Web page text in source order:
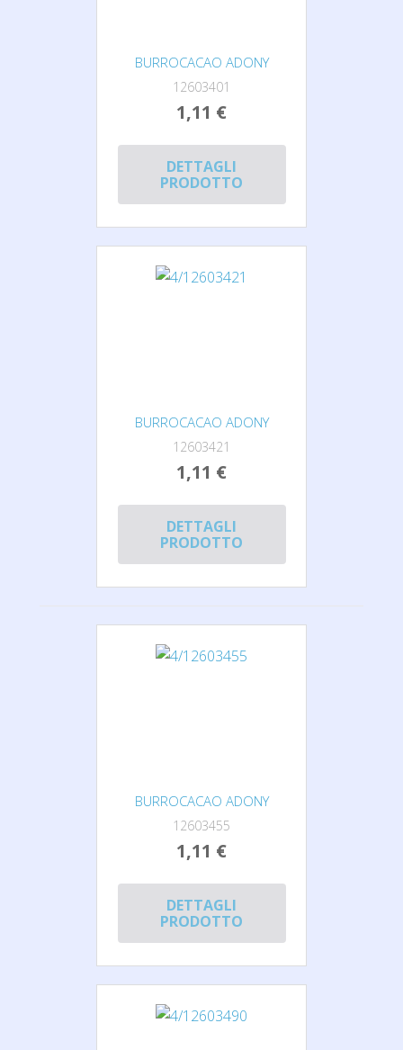
BURROCACAO ADONY
12603401
1,11 €
DETTAGLI
PRODOTTO
BURROCACAO ADONY
12603421
1,11 €
DETTAGLI
PRODOTTO
BURROCACAO ADONY
12603455
1,11 €
DETTAGLI
PRODOTTO